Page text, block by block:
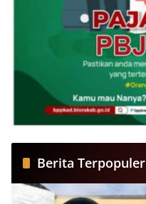
Berita Terpopuler